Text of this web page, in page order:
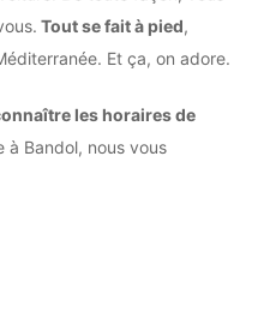
Tout se fait à pied,
Et ça, on adore.
les horaires de
à Bandol, nous vous